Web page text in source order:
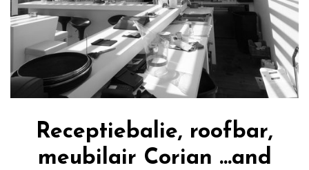
Receptiebalie, roofbar,
meubilair Corian ...and